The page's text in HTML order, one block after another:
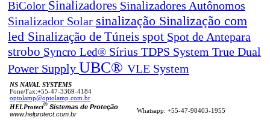
BiColor Sinalizadores Sinalizadores Autônomos
Sinalizador Solar sinalização Sinalização com
led Sinalização de Túneis spot Spot de Antepara
strobo Syncro Led® Sírius TDPS System True Dual
Power Supply UBC® VLE System
NS NAVAL SYSTEMS
Fone/Fax:+55-47-3369-4184
optolamp@optolamp.com.br
HELProtect® Sistemas de Proteção
www.helprotect.com.br
Whatsapp: +55-47-98403-1955